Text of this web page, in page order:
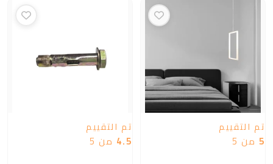
تم التقييم
5 من 5
تم التقييم
4.5 من 5